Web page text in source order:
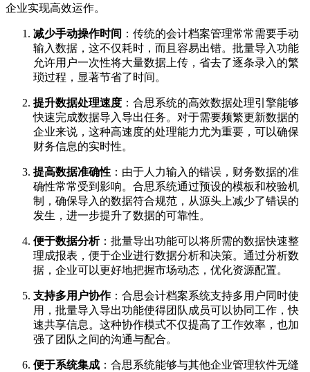
企业实现高效运作。
减少手动操作时间 ：传统的会计档案管理常常需要手动
输入数据，这不仅耗时，而且容易出错。批量导入功能
允许用户一次性将大量数据上传，省去了逐条录入的繁
琐过程，显著节省了时间。
提升数据处理速度 ：合思系统的高效数据处理引擎能够
快速完成数据导入导出任务。对于需要频繁更新数据的
企业来说，这种高速度的处理能力尤为重要，可以确保
财务信息的实时性。
提高数据准确性 ：由于人力输入的错误，财务数据的准
确性常常受到影响。合思系统通过预设的模板和校验机
制，确保导入的数据符合规范，从源头上减少了错误的
发生，进一步提升了数据的可靠性。
便于数据分析：批量导出功能可以将所需的数据快速整
理成报表，便于企业进行数据分析和决策。通过分析数
据，企业可以更好地把握市场动态，优化资源配置。
支持多用户协作：合思会计档案系统支持多用户同时使
用，批量导入导出功能使得团队成员可以协同工作，快
速共享信息。这种协作模式不仅提高了工作效率，也加
强了团队之间的沟通与配合。
便于系统集成 ：合思系统能够与其他企业管理软件无缝